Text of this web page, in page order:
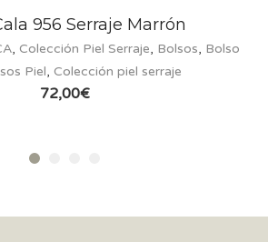
Bolso Cala 952
COLECCIÓN CHICA,Colección Piel
952,Bolsos Piel